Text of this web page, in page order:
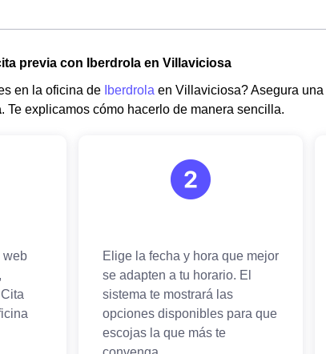
previa con Iberdrola en Villaviciosa
en la oficina de Iberdrola en Villaviciosa? Asegura una
. Te explicamos cómo hacerlo de manera sencilla.